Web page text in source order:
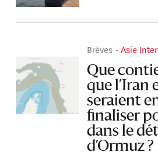
Brèves Asie
Que
que l’Iran
seraient
finaliser
dans le
d’Ormuz ?